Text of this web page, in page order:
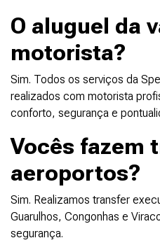
O aluguel da
motorista?
Sim. Todos os serviços da
realizados com motorista
conforto, segurança e
Vocês fazem
aeroportos?
Sim. Realizamos transfer
Guarulhos, Congonhas e
segurança.